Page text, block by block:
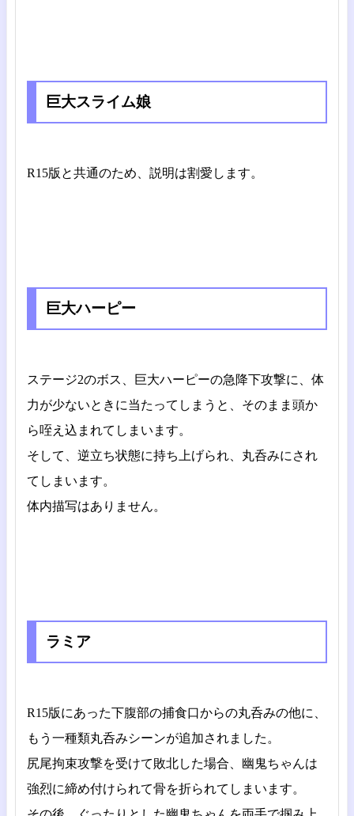
巨大スライム娘
R15版と共通のため、説明は割愛します。
巨大ハーピー
ステージ2のボス、巨大ハーピーの急降下攻撃に、体
力が少ないときに当たってしまうと、そのまま頭か
ら咥え込まれてしまいます。
そして、逆立ち状態に持ち上げられ、丸呑みにされ
てしまいます。
体内描写はありません。
ラミア
R15版にあった下腹部の捕食口からの丸呑みの他に、
もう一種類丸呑みシーンが追加されました。
尻尾拘束攻撃を受けて敗北した場合、幽鬼ちゃんは
強烈に締め付けられて骨を折られてしまいます。